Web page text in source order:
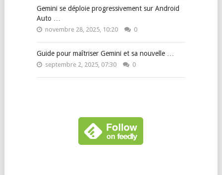
Gemini se déploie progressivement sur Android
Auto …
novembre 28, 2025, 10:20 0
Guide pour maîtriser Gemini et sa nouvelle …
septembre 2, 2025, 07:30 0